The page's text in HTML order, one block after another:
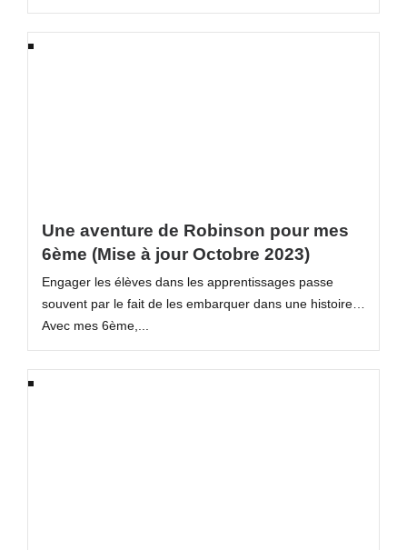
Une aventure de Robinson pour mes
6ème (Mise à jour Octobre 2023)
Engager les élèves dans les apprentissages passe
souvent par le fait de les embarquer dans une histoire…
Avec mes 6ème,...